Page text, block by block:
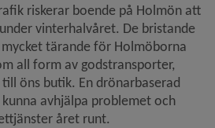
riskerar boende på Holmön att
vinterhalvåret. De bristande
tärande för Holmöborna
all form av godstransporter,
öns butik. En drönarbaserad
avhjälpa problemet och
året runt.